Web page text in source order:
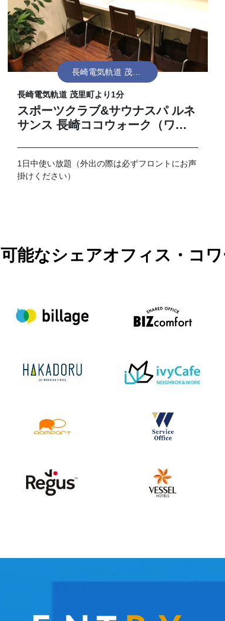
長崎電気軌道 茂里
町
長崎電気軌道 茂里町より1分
スポーツクラブ&サウナスパ ルネ
サンス 長崎ココウォーク（ワー
1日中使い放題（外出の際は必ずフロントにお声
掛けください）
能なシェアオフィス・コ